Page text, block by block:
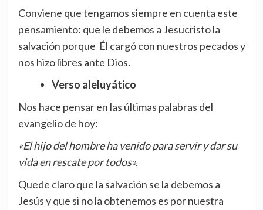
Conviene que tengamos siempre en cuenta este
pensamiento: que le debemos a Jesucristo la
salvación porque Él cargó con nuestros pecados y
nos hizo libres ante Dios.
Verso aleluyático
Nos hace pensar en las últimas palabras del
evangelio de hoy:
«El hijo del hombre ha venido para servir y dar su
vida en rescate por todos».
Quede claro que la salvación se la debemos a
Jesús y que si no la obtenemos es por nuestra